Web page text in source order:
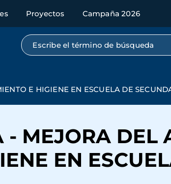
Proyectos Campaña 2026
Búsqueda por texto completo
E HIGIENE EN ESCUELA DE
MEJORA DEL
EN